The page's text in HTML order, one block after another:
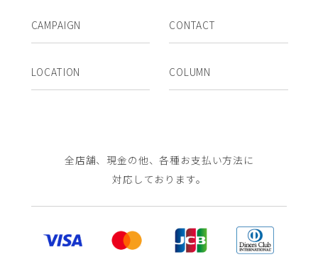
CAMPAIGN
LOCATION
CONTACT
COLUMN
全店舗、現金の他、各種お支払い方法に
対応しております。